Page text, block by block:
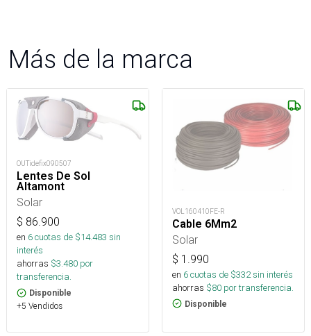
Más de la marca
OUTidefix090507
Lentes De Sol
Altamont
Solar
$ 86.900
en 6cuotas de $14.483 sin
interés
ahorras $3.480 por
transferencia.
Disponible
+5 Vendidos
VOL160410FE-R
Cable 6Mm2
Solar
$ 1.990
en 6cuotas de $332sin interés
ahorras $80 por transferencia.
Disponible